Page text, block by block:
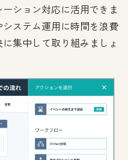
ション対応に活用できま
ステム運用に時間を浪費
集中して取り組みましょ